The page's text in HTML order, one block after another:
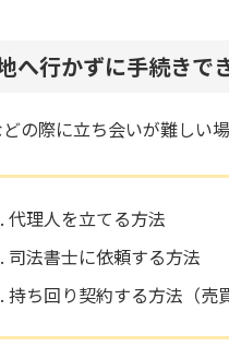
へ行かずに手続きで
の際に立ち会いが難しい
代理人を立てる方法
司法書士に依頼する方法
持ち回り契約する方法（売